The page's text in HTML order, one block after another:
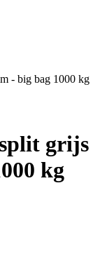
- big bag 1000 kg
grijs
kg